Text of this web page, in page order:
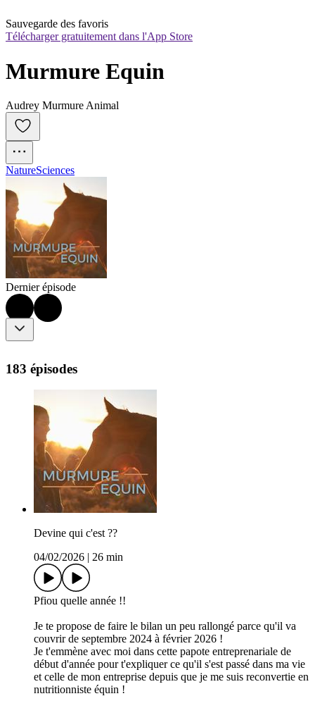
Sauvegarde des favoris
Télécharger gratuitement dans l'App Store
Murmure Equin
Audrey Murmure Animal
NatureSciences
Dernier épisode
183 épisodes
Devine qui c'est ??
04/02/2026
26 min
Pfiou quelle année !!
Je te propose de faire le bilan un peu rallongé parce qu'il va
couvrir de septembre 2024 à février 2026 !
Je t'emmène avec moi dans cette papote entreprenariale de
début d'année pour t'expliquer ce qu'il s'est passé dans ma vie
et celle de mon entreprise depuis que je me suis reconvertie en
nutritionniste équin !